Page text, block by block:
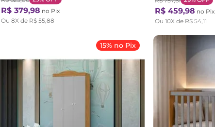
R$ 379,98 no Pix
Ou 8X de R$ 55,88
R$ 459,98 no Pix
Ou10X de R$ 54,11
15% no Pix